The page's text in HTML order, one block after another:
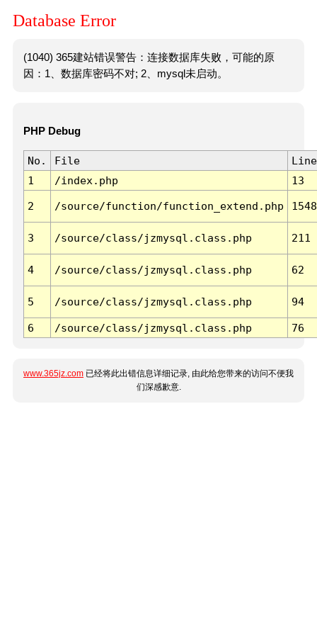
Database Error
(1040) 365建站错误警告：连接数据库失败，可能的原
因：1、数据库密码不对; 2、mysql未启动。
PHP Debug
No. File
Line
1
/index.php 13
2 /source/function/function_extend.php 1548
3 /source/class/jzmysql.class.php 211
4 /source/class/jzmysql.class.php 62
5 /source/class/jzmysql.class.php 94
6 /source/class/jzmysql.class.php 76
www.365jz.com 已经将此出错信息详细记录, 由此给您带来的访问不便我
们深感歉意.